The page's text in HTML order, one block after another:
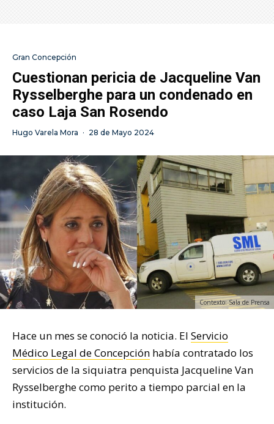
Gran Concepción
Cuestionan pericia de Jacqueline Van
Rysselberghe para un condenado en
caso Laja San Rosendo
Hugo Varela Mora · 28 de Mayo 2024
Contexto: Sala de Prensa
Hace un mes se conoció la noticia. El Servicio
Médico Legal de Concepción había contratado los
servicios de la siquiatra penquista Jacqueline Van
Rysselberghe como perito a tiempo parcial en la
institución.